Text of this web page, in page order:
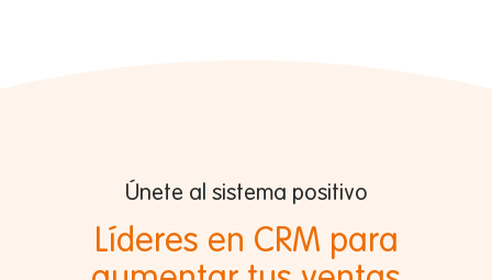
Únete al sistema positivo
Líderes en CRM para